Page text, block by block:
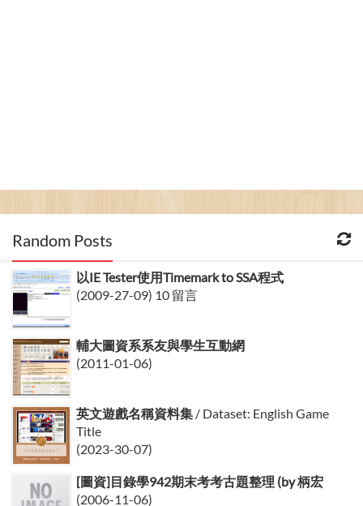
Random Posts
以IE Tester使用Timemark to SSA程式
(2009-27-09) 10 留言
輔大圖資系系友與學生互動網
(2011-01-06)
英文遊戲名稱資料集 / Dataset: English Game
Title
(2023-30-07)
[圖資]目錄學942期末考考古題整理 (by 柄宏
(2006-11-06)